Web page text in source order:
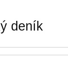
deník